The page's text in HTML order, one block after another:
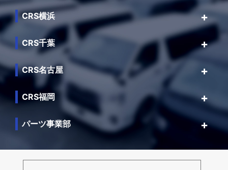
CRS横浜
CRS千葉
CRS名古屋
CRS福岡
パーツ事業部